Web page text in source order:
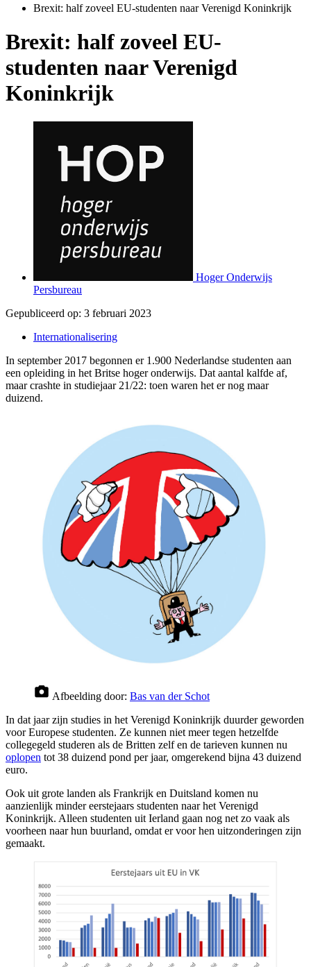
Brexit: half zoveel EU-studenten naar Verenigd Koninkrijk
Brexit: half zoveel EU-
studenten naar Verenigd
Koninkrijk
Hoger Onderwijs
Persbureau
Gepubliceerd op: 3 februari 2023
Internationalisering
In september 2017 begonnen er 1.900 Nederlandse studenten aan
een opleiding in het Britse hoger onderwijs. Dat aantal kalfde af,
maar crashte in studiejaar 21/22: toen waren het er nog maar
duizend.
Afbeelding door: Bas van der Schot
In dat jaar zijn studies in het Verenigd Koninkrijk duurder geworden
voor Europese studenten. Ze kunnen niet meer tegen hetzelfde
collegegeld studeren als de Britten zelf en de tarieven kunnen nu
oplopen tot 38 duizend pond per jaar, omgerekend bijna 43 duizend
euro.
Ook uit grote landen als Frankrijk en Duitsland komen nu
aanzienlijk minder eerstejaars studenten naar het Verenigd
Koninkrijk. Alleen studenten uit Ierland gaan nog net zo vaak als
voorheen naar hun buurland, omdat er voor hen uitzonderingen zijn
gemaakt.